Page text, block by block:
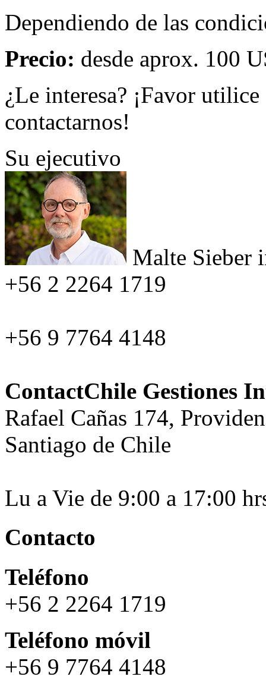
Dependiendo de las
Precio: desde aprox. 100
¿Le interesa? ¡Favor
contactarnos!
Su ejecutivo
Malte Sieber
+56 2 2264 1719
+56 9 7764 4148
ContactChile Gestiones
Rafael Cañas 174,
Santiago de Chile
Lu a Vie de 9:00 a 17:00
Contacto
Teléfono
+56 2 2264 1719
Teléfono móvil
+56 9 7764 4148